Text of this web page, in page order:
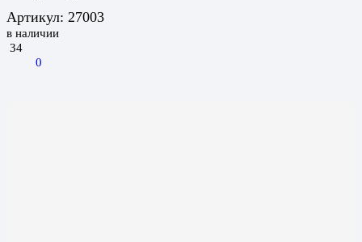
Артикул: 27003
в наличии
34
0